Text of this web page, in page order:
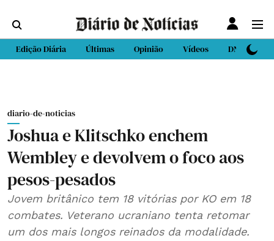
Edição Diária Últimas Opinião Vídeos DN Sport
diario-de-noticias
Joshua e Klitschko enchem
Wembley e devolvem o foco aos
pesos-pesados
Jovem britânico tem 18 vitórias por KO em 18
combates. Veterano ucraniano tenta retomar
um dos mais longos reinados da modalidade.